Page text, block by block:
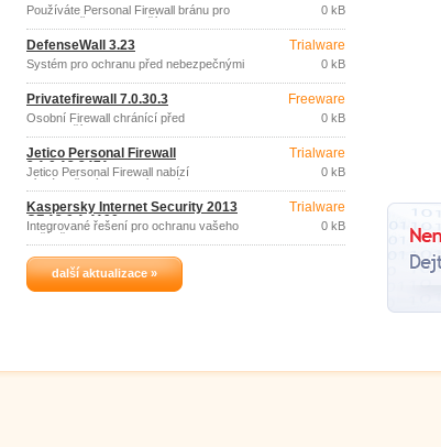
Používáte Personal Firewall bránu pro
ochranu před nebezpečím z intenetu?
Zde je nástroj pro prověření její odolnosti.
0 kB
DefenseWall 3.23
Systém pro ochranu před nebezpečnými
rootkity,…), bez závislosti na
aktualizacích databáze signatur.
Trialware
0 kB
Privatefirewall 7.0.30.3
Osobní Firewall chránící před
nebezpečím z internetu.
Freeware
0 kB
Jetico Personal Firewall
2.1.0.13.2471
Jetico Personal Firewall nabízí
víceúrovňový filtrovací systém pro
ochranu vašeho počítače před
nezbezpečím z internetu.
Trialware
0 kB
Kaspersky Internet Security 2013
CZ 13.0.1.4190
Integrované řešení pro ochranu vašeho
počítače.
Trialware
0 kB
další aktualizace »